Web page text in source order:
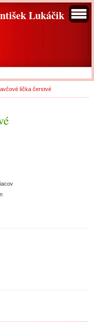
Lukáčik
líčka čerstvé